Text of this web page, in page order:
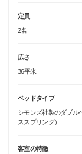
定員
2名
広さ
36平米
ベッドタイプ
シモンズ社製のダブル
ススプリング）
客室の特徴